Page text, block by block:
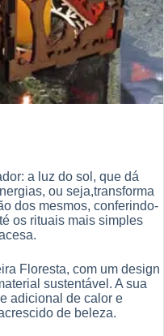
a luz do sol, que dá
ou seja,transforma
dos mesmos, conferindo-
os rituais mais simples
Floresta, com um design
sustentável. A sua
adicional de calor e
de beleza.